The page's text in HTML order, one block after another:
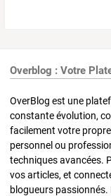
Overblog : Votre
OverBlog est une
constante évolution,
facilement votre
personnel ou
techniques avancées.
vos articles, et
blogueurs